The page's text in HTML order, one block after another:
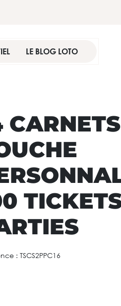
LE BLOG LOTO
: TSCS2PPC16